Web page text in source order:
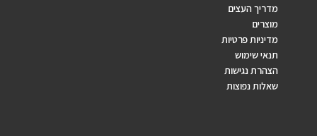
מדריך העצים
מוצרים
מדיניות פרטיות
תנאי שימוש
הצהרת נגישות
שאלות נפוצות